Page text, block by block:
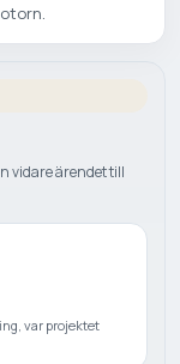
vidare ärendet till
var projektet